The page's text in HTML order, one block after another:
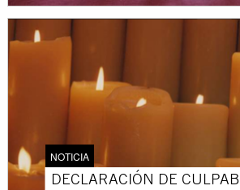
NOTICIA
DECLARACIÓN DE